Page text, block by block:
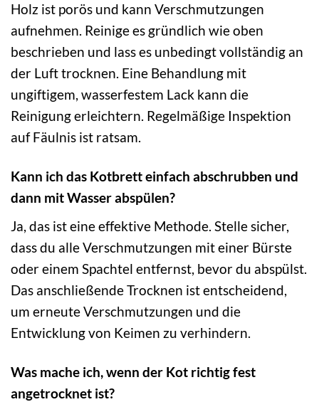
Holz ist porös und kann Verschmutzungen
aufnehmen. Reinige es gründlich wie oben
beschrieben und lass es unbedingt vollständig an
der Luft trocknen. Eine Behandlung mit
ungiftigem, wasserfestem Lack kann die
Reinigung erleichtern. Regelmäßige Inspektion
auf Fäulnis ist ratsam.
Kann ich das Kotbrett einfach abschrubben und
dann mit Wasser abspülen?
Ja, das ist eine effektive Methode. Stelle sicher,
dass du alle Verschmutzungen mit einer Bürste
oder einem Spachtel entfernst, bevor du abspülst.
Das anschließende Trocknen ist entscheidend,
um erneute Verschmutzungen und die
Entwicklung von Keimen zu verhindern.
Was mache ich, wenn der Kot richtig fest
angetrocknet ist?